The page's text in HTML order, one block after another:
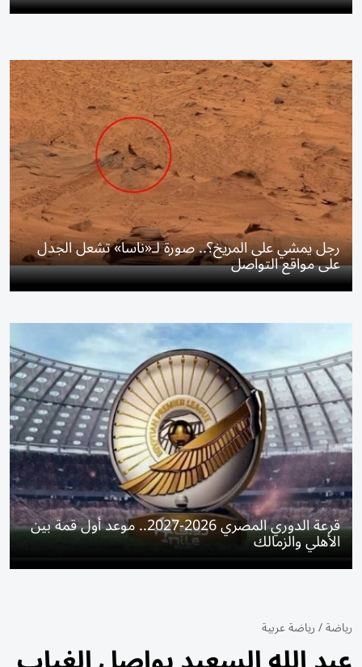
رجل يمشي على المريخ؟.. صورة لـ«ناسا» تشعل الجدل
على مواقع التواصل
قرعة الدوري المصري 2026-2027.. موعد أول قمة بين
الأهلي والزمالك
رياضة/رياضة عربية